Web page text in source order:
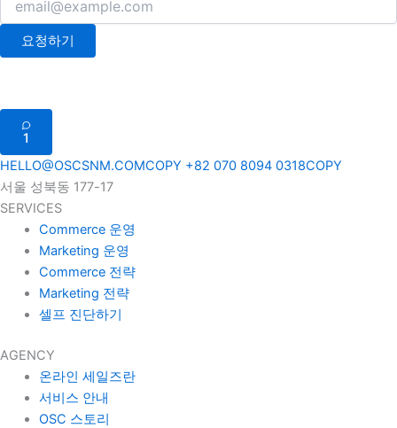
요청하기
1
HELLO@OSCSNM.COMCOPY +82 070 8094 0318COPY
서울 성북동 177-17
SERVICES
Commerce 운영
Marketing 운영
Commerce 전략
Marketing 전략
셀프 진단하기
AGENCY
온라인 세일즈란
서비스 안내
OSC 스토리